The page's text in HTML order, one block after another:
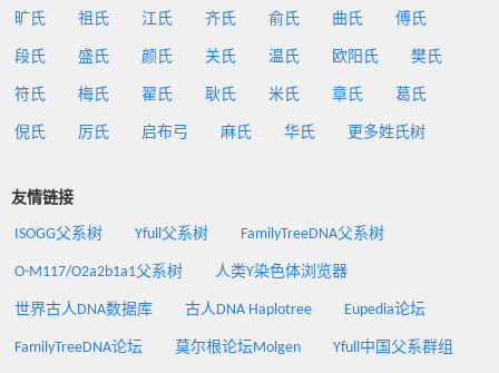
旷氏 祖氏 江氏 齐氏 俞氏 曲氏 傅氏
段氏 盛氏 颜氏 关氏 温氏 欧阳氏 樊氏
符氏 梅氏 翟氏 耿氏 米氏 章氏 葛氏
倪氏 厉氏 启布弓 麻氏 华氏 更多姓氏树
友情链接
ISOGG父系树 Yfull父系树 FamilyTreeDNA父系树
O-M117/O2a2b1a1父系树 人类Y染色体浏览器
世界古人DNA数据库 古人DNA Haplotree Eupedia论坛
FamilyTreeDNA论坛 莫尔根论坛Molgen Yfull中国父系群组